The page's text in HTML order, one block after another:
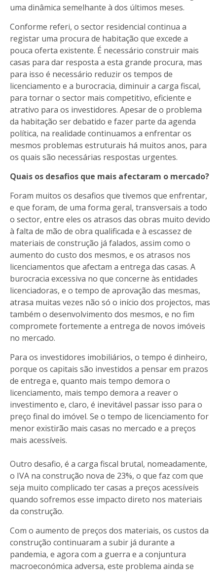
uma dinâmica semelhante à dos últimos meses.
Conforme referi, o sector residencial continua a
registar uma procura de habitação que excede a
pouca oferta existente. É necessário construir mais
casas para dar resposta a esta grande procura, mas
para isso é necessário reduzir os tempos de
licenciamento e a burocracia, diminuir a carga fiscal,
para tornar o sector mais competitivo, eficiente e
atrativo para os investidores. Apesar de o problema
da habitação ser debatido e fazer parte da agenda
política, na realidade continuamos a enfrentar os
mesmos problemas estruturais há muitos anos, para
os quais são necessárias respostas urgentes.
Quais os desafios que mais afectaram o mercado?
Foram muitos os desafios que tivemos que enfrentar,
e que foram, de uma forma geral, transversais a todo
o sector, entre eles os atrasos das obras muito devido
à falta de mão de obra qualificada e à escassez de
materiais de construção já falados, assim como o
aumento do custo dos mesmos, e os atrasos nos
licenciamentos que afectam a entrega das casas. A
burocracia excessiva no que concerne às entidades
licenciadoras, e o tempo de aprovação das mesmas,
atrasa muitas vezes não só o início dos projectos, mas
também o desenvolvimento dos mesmos, e no fim
compromete fortemente a entrega de novos imóveis
no mercado.
Para os investidores imobiliários, o tempo é dinheiro,
porque os capitais são investidos a pensar em prazos
de entrega e, quanto mais tempo demora o
licenciamento, mais tempo demora a reaver o
investimento e, claro, é inevitável passar isso para o
preço final do imóvel. Se o tempo de licenciamento for
menor existirão mais casas no mercado e a preços
mais acessíveis.
Outro desafio, é a carga fiscal brutal, nomeadamente,
o IVA na construção nova de 23%, o que faz com que
seja muito complicado ter casas a preços acessíveis
quando sofremos esse impacto direto nos materiais
da construção.
Com o aumento de preços dos materiais, os custos da
construção continuaram a subir já durante a
pandemia, e agora com a guerra e a conjuntura
macroeconómica adversa, este problema ainda se